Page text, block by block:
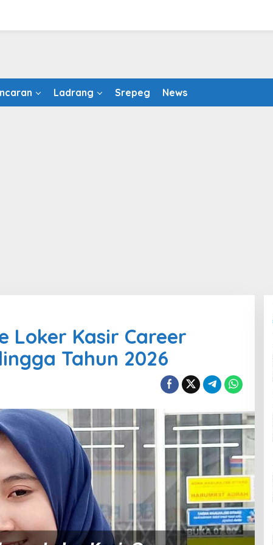
Ladrang Srepeg News
Loker Kasir Career
Tahun 2026